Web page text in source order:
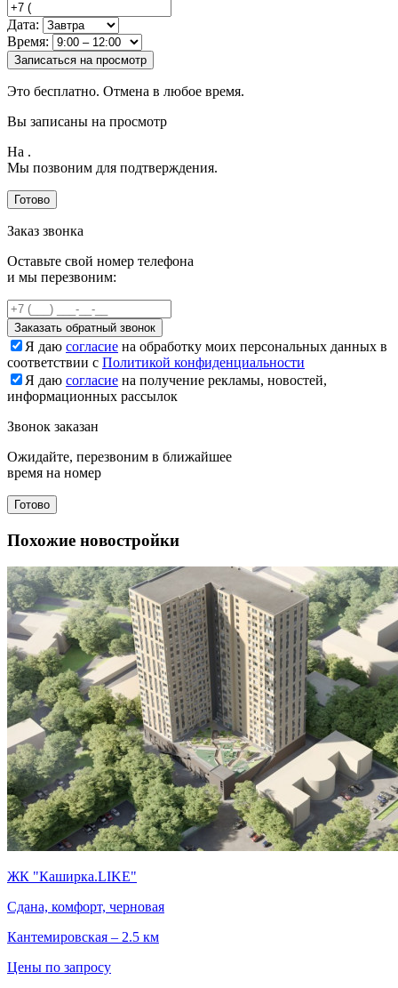
Дата:
Время:
Записаться на просмотр
Это бесплатно. Отмена в любое время.
Вы записаны на просмотр
На .
Мы позвоним для подтверждения.
Готово
Заказ звонка
Оставьте свой номер телефона
и мы перезвоним:
Заказать обратный звонок
Я даю согласие на обработку моих персональных данных в
соответствии с Политикой конфиденциальности
Я даю согласие на получение рекламы, новостей,
информационных рассылок
Звонок заказан
Ожидайте, перезвоним в ближайшее
время на номер
Готово
Похожие новостройки
ЖК "Каширка.LIKE"
Сдана, комфорт, черновая
Кантемировская – 2.5 км
Цены по запросу